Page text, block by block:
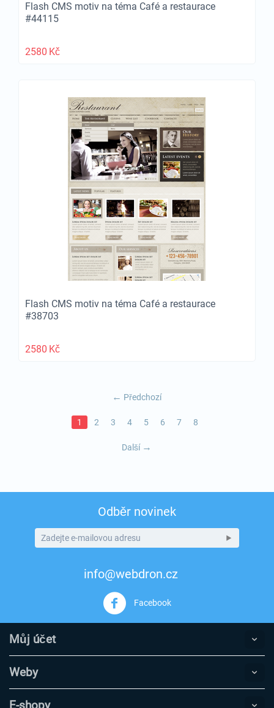
Flash CMS motiv na téma Café a restaurace
#44115
2580 Kč
Flash CMS motiv na téma Café a restaurace
#38703
2580 Kč
Předchozí
1 2 3 4 5 6 7 8
Další
Odběr novinek
info@webdron.cz
Facebook
Můj účet
Weby
E-shopy